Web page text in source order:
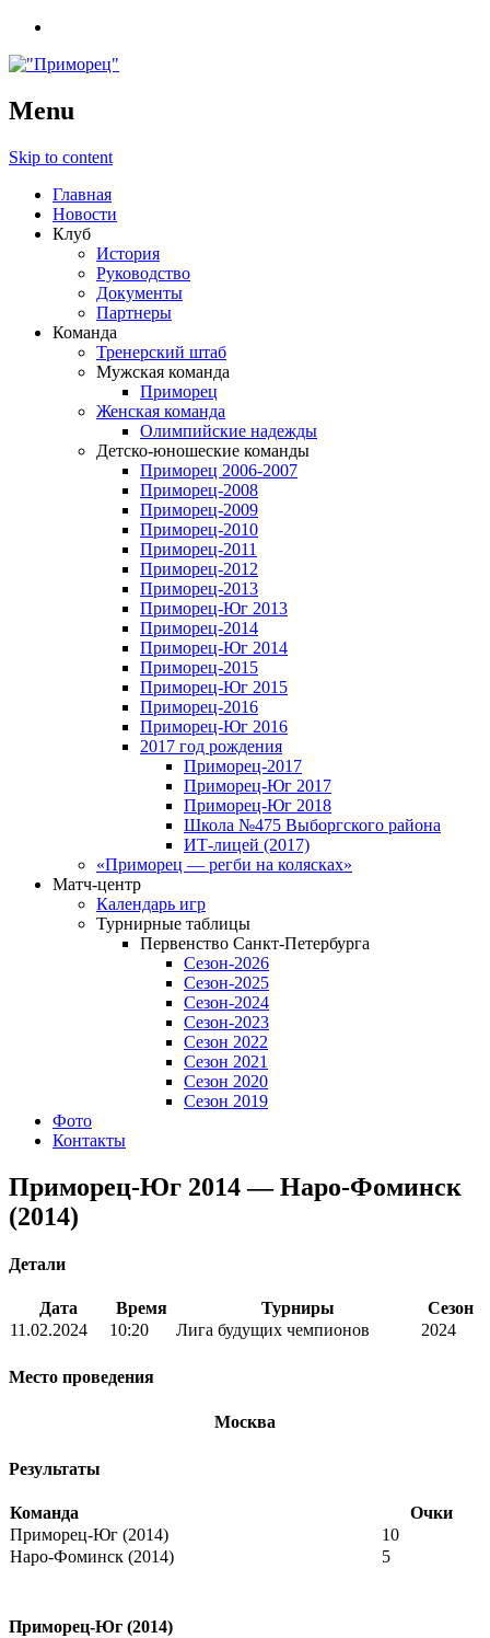
Menu
Skip to content
Главная
Новости
Клуб
История
Руководство
Документы
Партнеры
Команда
Тренерский штаб
Мужская команда
Приморец
Женская команда
Олимпийские надежды
Детско-юношеские команды
Приморец 2006-2007
Приморец-2008
Приморец-2009
Приморец-2010
Приморец-2011
Приморец-2012
Приморец-2013
Приморец-Юг 2013
Приморец-2014
Приморец-Юг 2014
Приморец-2015
Приморец-Юг 2015
Приморец-2016
Приморец-Юг 2016
2017 год рождения
Приморец-2017
Приморец-Юг 2017
Приморец-Юг 2018
Школа №475 Выборгского района
ИТ-лицей (2017)
«Приморец — регби на колясках»
Матч-центр
Календарь игр
Турнирные таблицы
Первенство Санкт-Петербурга
Сезон-2026
Сезон-2025
Сезон-2024
Сезон-2023
Сезон 2022
Сезон 2021
Сезон 2020
Сезон 2019
Фото
Контакты
Приморец-Юг 2014 — Наро-Фоминск
(2014)
Детали
Дата Время Турниры
Сезон
11.02.2024
10:20 Лига будущих чемпионов 2024
Место проведения
Москва
Результаты
Команда
Очки
Приморец-Юг (2014)
10
Наро-Фоминск (2014)
5
Приморец-Юг (2014)